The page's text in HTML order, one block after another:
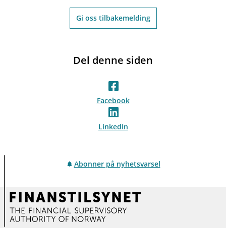
Gi oss tilbakemelding
Del denne siden
Facebook
LinkedIn
Abonner på nyhetsvarsel